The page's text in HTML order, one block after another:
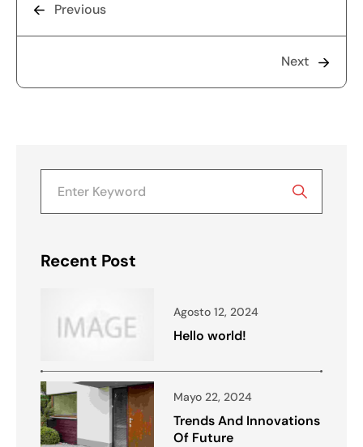
Previous
Next
Recent Post
Agosto 12, 2024
Hello world!
Mayo 22, 2024
Trends And Innovations
Of Future